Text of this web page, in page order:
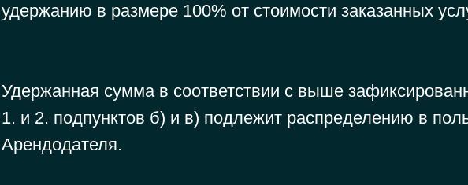
удержанию в размере 100% от стоимости заказанных
Удержанная сумма в соответствии с выше
1. и 2. подпунктов б) и в) подлежит распределению в
Арендодателя.